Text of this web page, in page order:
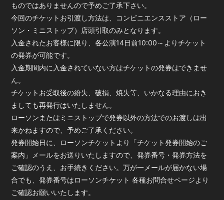
ものではありませんので予めご了承下さい。
今回のチケットお引渡し方法は、コンビニエンスストア（ロー
ソン・ミニストップ）店頭引取のみとなります。
入金されたお客様に限り、各公演14日前10:00～よりチケット
の発券が可能です。
入金期間内に入金されていない方はチケットの発券はできませ
ん。
チケットお受取後の紛失、破損、焼失等、いかなる理由におき
ましても再発行はいたしません。
ローソンまたはミニストップで発券以外の方法でのお渡しは出
来かねますので、予めご了承ください。
発券開始日に、ローソンチケットより「チケット発券開始のご
案内」メールをお送りいたしますので、発券番号・発券方法を
ご確認のうえ、お手続きください。万が一メールが届かない場
合でも、発券番号はローソンチケット 各種お問合せページより
ご確認お願いいたします。